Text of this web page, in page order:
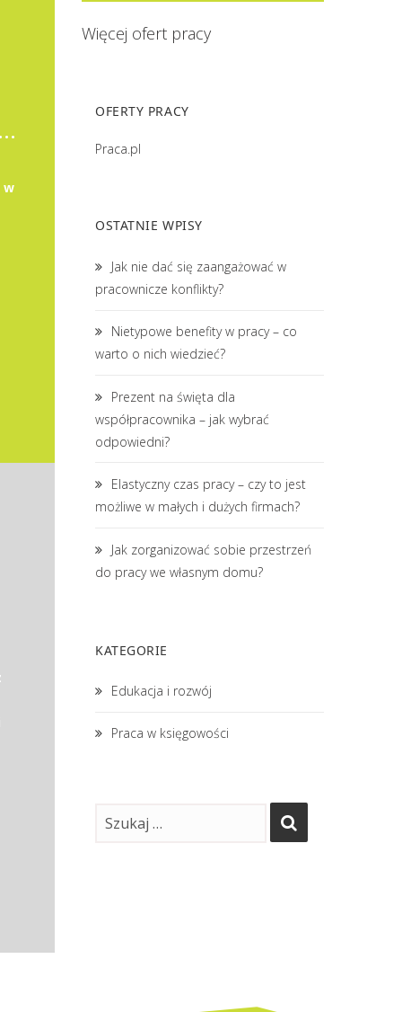
Osoba do pracy na stanowisku księgowy
w
Więcej ofert pracy
OFERTY PRACY
Praca.pl
OSTATNIE WPISY
Jak nie dać się zaangażować w
pracownicze konflikty?
Nietypowe benefity w pracy – co
warto o nich wiedzieć?
Prezent na święta dla
współpracownika – jak wybrać
odpowiedni?
Elastyczny czas pracy – czy to jest
możliwe w małych i dużych firmach?
Jak zorganizować sobie przestrzeń
do pracy we własnym domu?
KATEGORIE
Edukacja i rozwój
Praca w księgowości